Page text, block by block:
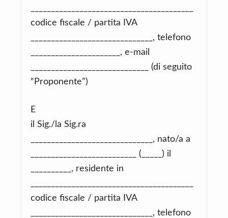
codice fiscale / partita IVA
______________________________, telefono
______________________, e-mail
_____________________________ (di seguito
“Proponente”)
E
il Sig./la Sig.ra
______________________________, nato/a a
__________________________ (_____) il
__________, residente in
codice fiscale / partita IVA
______________________________, telefono